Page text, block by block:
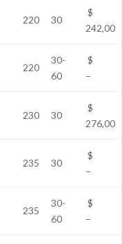
220 30
$
242,00
220
30-
60
$
–
230 30
$
276,00
235 30
$
–
235
30-
60
$
–